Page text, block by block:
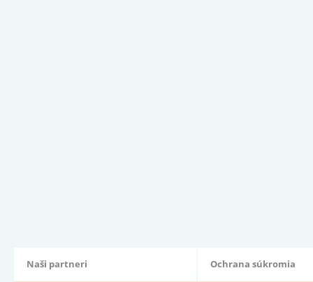
Naši partneri Ochrana súkromia